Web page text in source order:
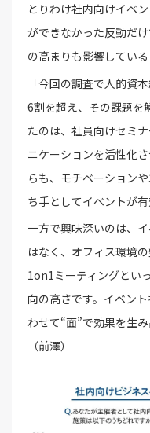
とりわけ社内向けイベ
ができなかった反動だ
の高まりも影響している
「今回の調査で人的資
6割を超え、その課題を
たのは、社員向けセミ
ニケーションを活性化
らも、モチベーション
ち手としてイベントが
一方で興味深いのは、
はなく、オフィス環境
1on1ミーティングとい
向の高さです。イベン
わせて“面”で効果を生
（前澤）